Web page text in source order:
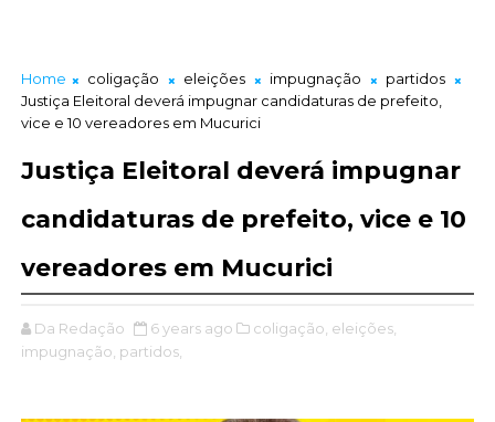
Home coligação eleições impugnação
partidos
Justiça Eleitoral deverá impugnar candidaturas de prefeito,
vice e 10 vereadores em Mucurici
Justiça Eleitoral deverá impugnar
candidaturas de prefeito, vice e 10
vereadores em Mucurici
Da Redação 6 years ago coligação, eleições,
impugnação, partidos,